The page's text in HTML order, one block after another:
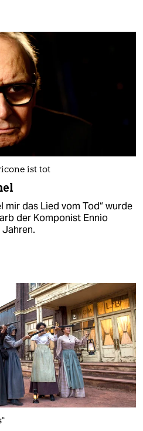
ist tot
mir das Lied vom Tod“ wurde
der Komponist Ennio